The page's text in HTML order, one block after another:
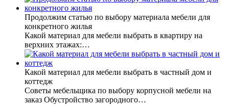
Продолжим статью по выбору материала мебели для
конкретного жилья
Какой материал для мебели выбрать в квартиру на
верхних этажах:…
Какой материал для мебели выбрать в частный дом и
коттедж
Советы мебельщика по выбору корпусной мебели на
заказ Обустройство загородного…